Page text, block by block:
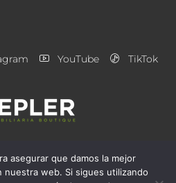
YouTube TikTok
Alianzas Kepler
asegurar que damos la mejor
nuestra web. Si sigues utilizando